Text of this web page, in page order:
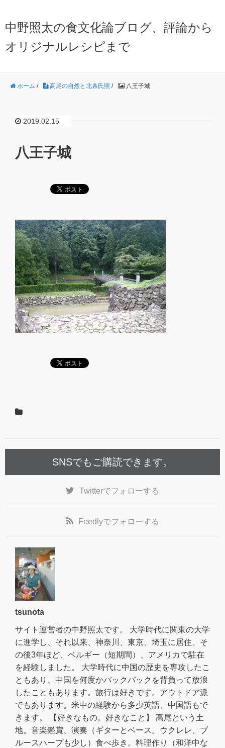
中野照太の食文化論ブログ、評論から
オリジナルレシピまで
ホーム / 高尾の自然と北条氏照 / 八王子城
2019.02.15
八王子城
SNSでもご購読できます。
Twitterでフォローする
Feedlyでフォローする
tsunota
サイト運営者の中野照太です。 大学時代に関東の大学
に進学し、それ以来、神奈川、東京、埼玉に居住、そ
の後3年ほど、ベルギー（短期間）、アメリカで駐在
を経験しました。 大学時代に中国の歴史を専攻したこ
ともあり、中国を何度かバックパックを背負って放浪
したこともあります。旅行は好きです。アウトドア派
でもあります。米中の経験から多少英語、中国語もで
きます。 【好きなもの。好きなこと】 高尾という土
地。音楽鑑賞、演奏（ギターとベース。ウクレレ、ブ
ルースハープも少し）食べ歩き。料理作り（和洋中な